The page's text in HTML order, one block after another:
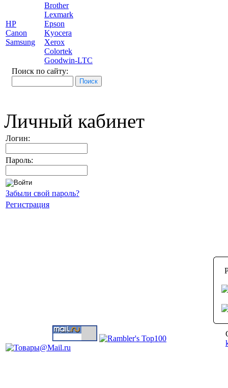
HP
Canon
Samsung
Brother
Lexmark
Epson
Kyocera
Xerox
Colortek
Goodwin-LTC
Поиск по сайту:
Личный кабинет
Логин:
Пароль:
Забыли свой пароль?
Регистрация